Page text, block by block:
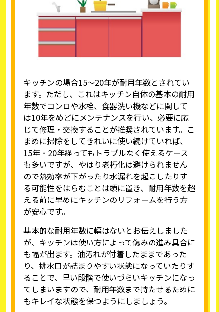
キッチンの場合15～20年が耐用年数とされてい
ます。ただし、これはキッチン自体の基本の耐用
年数でコンロや水栓、食器洗い機などに関して
は10年をめどにメンテナンスを行い、必要に応
じて修理・交換することが推奨されています。こ
まめに掃除をしてきれいに使い続けていれば、
15年・20年経ってもトラブルなく使えるケース
も多いですが、やはり老朽化は避けられません
ので熱効率が下がったり水漏れを起こしたりす
る可能性をはらむことは頭に置き、耐用年数を超
える前に早めにキッチンのリフォームを行う方
が安心です。
基本的な耐用年数に幅はないとお伝えしました
が、キッチンは使い方によって傷みの進み具合に
も幅が出ます。油汚れが付着したままであった
り、排水口が詰まりやすい状態になっていたりす
ることで、早い段階で使いづらいキッチンになっ
てしまいますので、耐用年数まで持たせるために
もキレイな状態を保つようにしましょう。